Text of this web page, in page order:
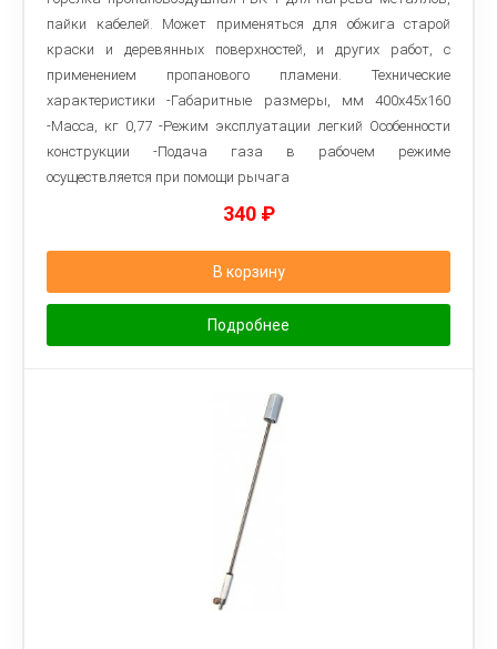
пайки кабелей. Может применяться для обжига старой
краски и деревянных поверхностей, и других работ, с
применением пропанового пламени. Технические
характеристики -Габаритные размеры, мм 400х45х160
-Масса, кг 0,77 -Режим эксплуатации легкий Особенности
конструкции -Подача газа в рабочем режиме
осуществляется при помощи рычага
340 ₽
В корзину
Подробнее